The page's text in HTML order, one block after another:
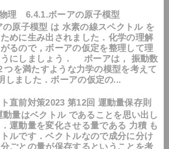
理 6.4.1.ボーアの原子模型
原子模型 は 水素の線スペクトル を
めに生み出されました．化学の理解
るので，ボーアの仮定を整理して理
にしましょう． ボーアは， 振動数
つを満たすような力学の模型を考えて
しました．ボーアの仮定の...
直前対策2023 第12回 運動量保存則
量はベクトル であることを思い出し
運動量を変化させる量である 力積 も
ルです．ベクトルなので成分に分け
ごとの量が保存するということを考